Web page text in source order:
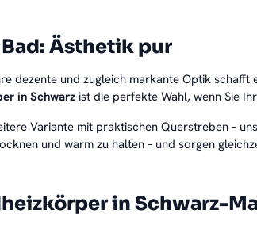
Ästhetik pur
dezente und zugleich markante Optik
in Schwarz ist die perfekte Wahl, wenn Sie
Variante mit praktischen Querstreben –
und warm zu halten – und sorgen
in Schwarz-